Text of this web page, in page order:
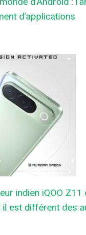
d’applications
indien iQOO
est différent des